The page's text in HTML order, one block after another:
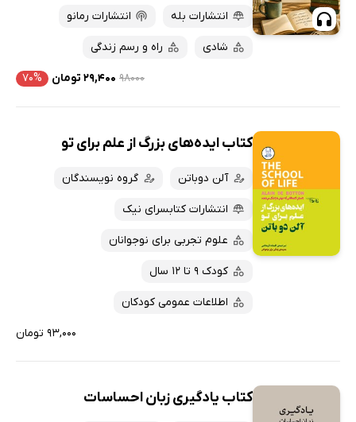
انتشارات بله انتشارات رمانو
شادی راه و رسم زندگی
۹۸۰۰۰ ۲۹,۴۰۰ تومان ۷۰%
کتاب ایده‌های بزرگ از علم برای تو
آلن دوباتن گروه نویسندگان
انتشارات کتابسرای نیک
علوم تجربی برای نوجوانان
کودک 9 تا 12 سال
اطلاعات عمومی کودکان
۹۳,۰۰۰ تومان
کتاب یادگیری زبان احساسات